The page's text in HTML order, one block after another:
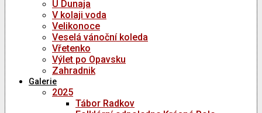
U Dunaja
V kolaji voda
Velikonoce
Veselá vánoční koleda
Vřetenko
Výlet po Opavsku
Zahradnik
Galerie
2025
Tábor Radkov